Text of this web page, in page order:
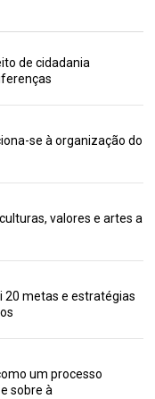
de cidadania
se à organização do
valores e artes a
20 metas e estratégias
um processo
sobre à